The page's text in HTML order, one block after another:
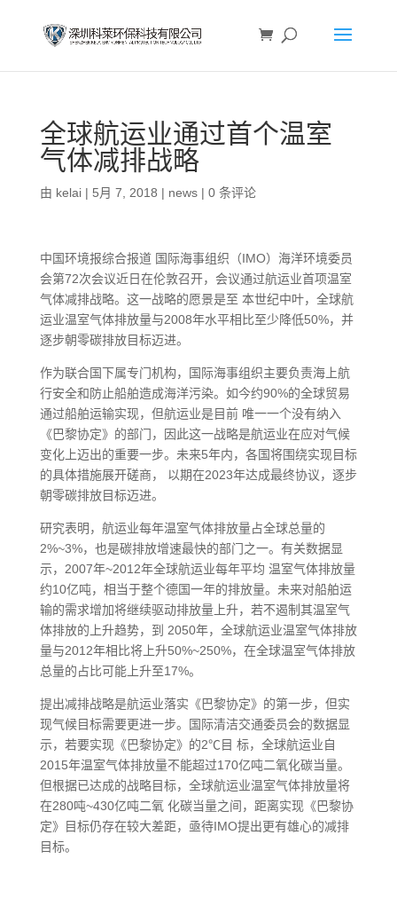
全球航运业通过首个温室
气体减排战略
由 kelai| 5月 7, 2018 | news| 0 条评论
中国环境报综合报道 国际海事组织（IMO）海洋环境委员
会第72次会议近日在伦敦召开，会议通过航运业首项温室
气体减排战略。这一战略的愿景是至 本世纪中叶，全球航
运业温室气体排放量与2008年水平相比至少降低50%，并
逐步朝零碳排放目标迈进。
作为联合国下属专门机构，国际海事组织主要负责海上航
行安全和防止船舶造成海洋污染。如今约90%的全球贸易
通过船舶运输实现，但航运业是目前 唯一一个没有纳入
《巴黎协定》的部门，因此这一战略是航运业在应对气候
变化上迈出的重要一步。未来5年内，各国将围绕实现目标
的具体措施展开磋商， 以期在2023年达成最终协议，逐步
朝零碳排放目标迈进。
研究表明，航运业每年温室气体排放量占全球总量的
2%~3%，也是碳排放增速最快的部门之一。有关数据显
示，2007年~2012年全球航运业每年平均 温室气体排放量
约10亿吨，相当于整个德国一年的排放量。未来对船舶运
输的需求增加将继续驱动排放量上升，若不遏制其温室气
体排放的上升趋势，到 2050年，全球航运业温室气体排放
量与2012年相比将上升50%~250%，在全球温室气体排放
总量的占比可能上升至17%。
提出减排战略是航运业落实《巴黎协定》的第一步，但实
现气候目标需要更进一步。国际清洁交通委员会的数据显
示，若要实现《巴黎协定》的2℃目 标，全球航运业自
2015年温室气体排放量不能超过170亿吨二氧化碳当量。
但根据已达成的战略目标，全球航运业温室气体排放量将
在280吨~430亿吨二氧 化碳当量之间，距离实现《巴黎协
定》目标仍存在较大差距，亟待IMO提出更有雄心的减排
目标。